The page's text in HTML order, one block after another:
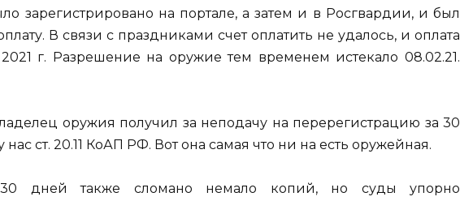
зарегистрировано на портале, а затем и в Росгвардии, и был
В связи с праздниками счет оплатить не удалось, и оплата
г. Разрешение на оружие тем временем истекало 08.02.21.
оружия получил за неподачу на перерегистрацию за 30
нас ст. 20.11 КоАП РФ. Вот она самая что ни на есть оружейная.
30 дней также сломано немало копий, но суды упорно